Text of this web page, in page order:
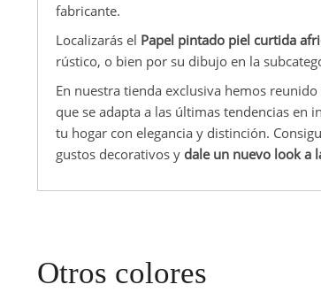
fabricante.
Localizarás el Papel pintado piel curtida
rústico, o bien por su dibujo en la
En nuestra tienda exclusiva hemos reunido
que se adapta a las últimas tendencias
tu hogar con elegancia y distinción.
gustos decorativos y dale un nuevo look a
Otros colores